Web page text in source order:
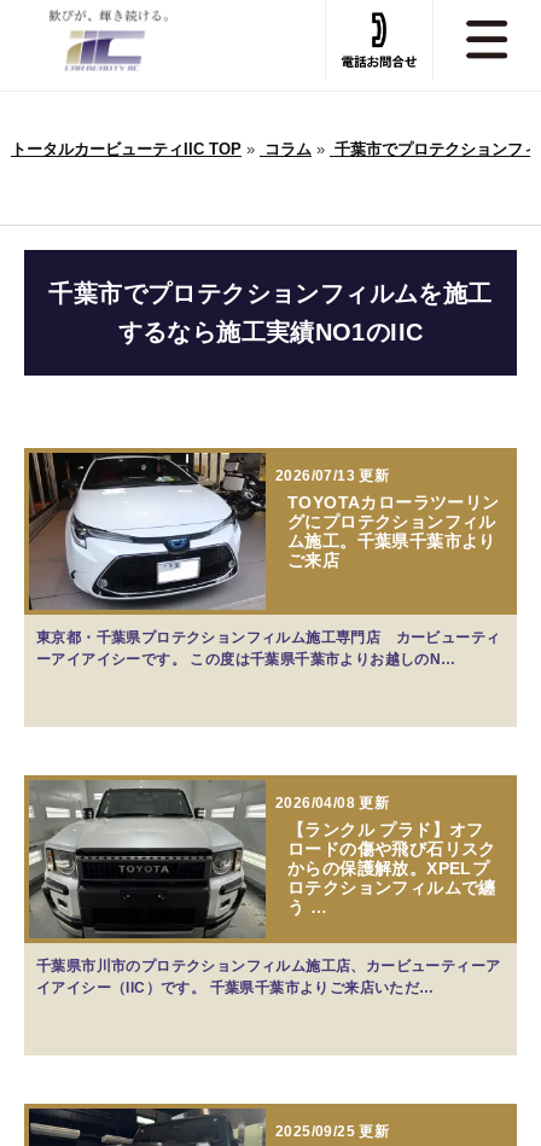
トータルカービューティIIC TOP» コラム» 千葉市でプロテクションフ
千葉市でプロテクションフィルムを施工
するなら施工実績NO1のIIC
2026/07/13 更新
TOYOTAカローラツーリン
グにプロテクションフィル
ム施工。千葉県千葉市より
ご来店
東京都・千葉県プロテクションフィルム施工専門店 カービューティ
ーアイアイシーです。 この度は千葉県千葉市よりお越しのN…
2026/04/08 更新
【ランクル プラド】オフ
ロードの傷や飛び石リスク
からの保護解放。XPELプ
ロテクションフィルムで纏
う …
千葉県市川市のプロテクションフィルム施工店、カービューティーア
イアイシー（IIC）です。 千葉県千葉市よりご来店いただ…
2025/09/25 更新